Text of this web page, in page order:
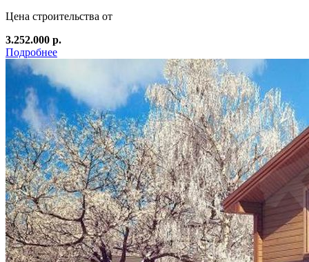
Цена строительства от
3.252.000 р.
Подробнее